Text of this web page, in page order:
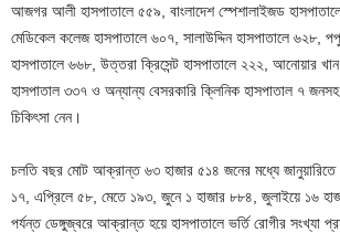
আজগর আলী হাসপাতালে ৫৫৯, বাংলাদেশ স্পেশালাইজড
মেডিকেল কলেজ হাসপাতালে ৬০৭, সালাউদ্দিন হাসপাতালে ৬২৮,
হাসপাতালে ৬৬৮, উত্তরা ক্রিসেন্ট হাসপাতালে ২২২, আনোয়ার
হাসপাতাল ৩৩৭ ও অন্যান্য বেসরকারি ক্লিনিক হাসপাতাল ৭
চিকিৎসা নেন।
চলতি বছর মোট আক্রান্ত ৬৩ হাজার ৫১৪ জনের মধ্যে জানুয়ারিতে
১৭, এপ্রিলে ৫৮, মেতে ১৯৩, জুনে ১ হাজার ৮৮৪, জুলাইয়ে ১৬
পর্যন্ত ডেঙ্গুজ্বরে আক্রান্ত হয়ে হাসপাতালে ভর্তি রোগীর সংখ্যা